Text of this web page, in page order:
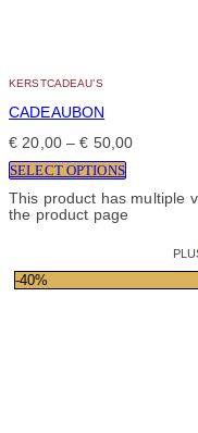
KERSTCADEAU’S
CADEAUBON
€ 20,00–€ 50,00
SELECT OPTIONS
This product has multiple
the product page
-40%